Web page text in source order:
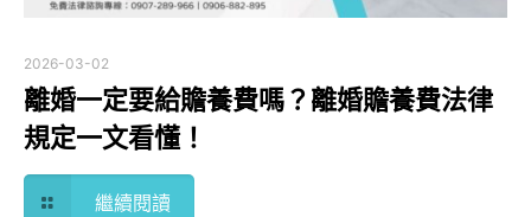
2026-03-02
離婚一定要給贍養費嗎？離婚贍養費法律
規定一文看懂！
繼續閱讀